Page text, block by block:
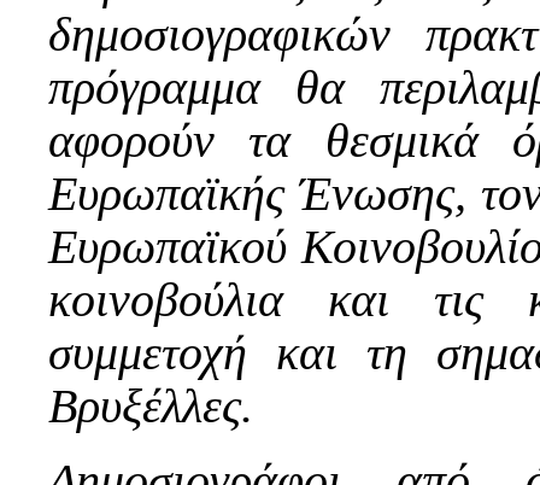
δημοσιογραφικών
πρόγραμμα θα
αφορούν τα θεσμικά
Ευρωπαϊκής Ένωσης, τον
Ευρωπαϊκού
κοινοβούλια και
συμμετοχή και τη
Βρυξέλλες.